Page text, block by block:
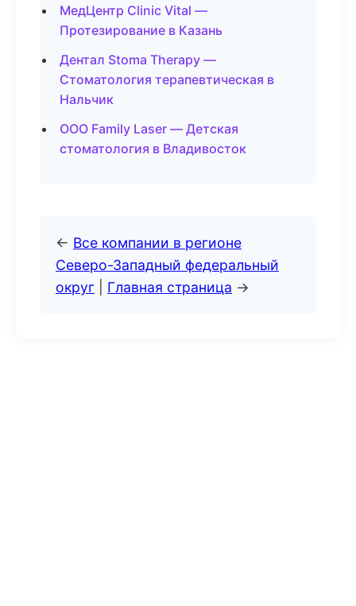
МедЦентр Clinic Vital —
Протезирование в Казань
Дентал Stoma Therapy —
Стоматология терапевтическая в
Нальчик
ООО Family Laser — Детская
стоматология в Владивосток
← Все компании в регионе
Северо-Западный федеральный
округ
Главная страница →